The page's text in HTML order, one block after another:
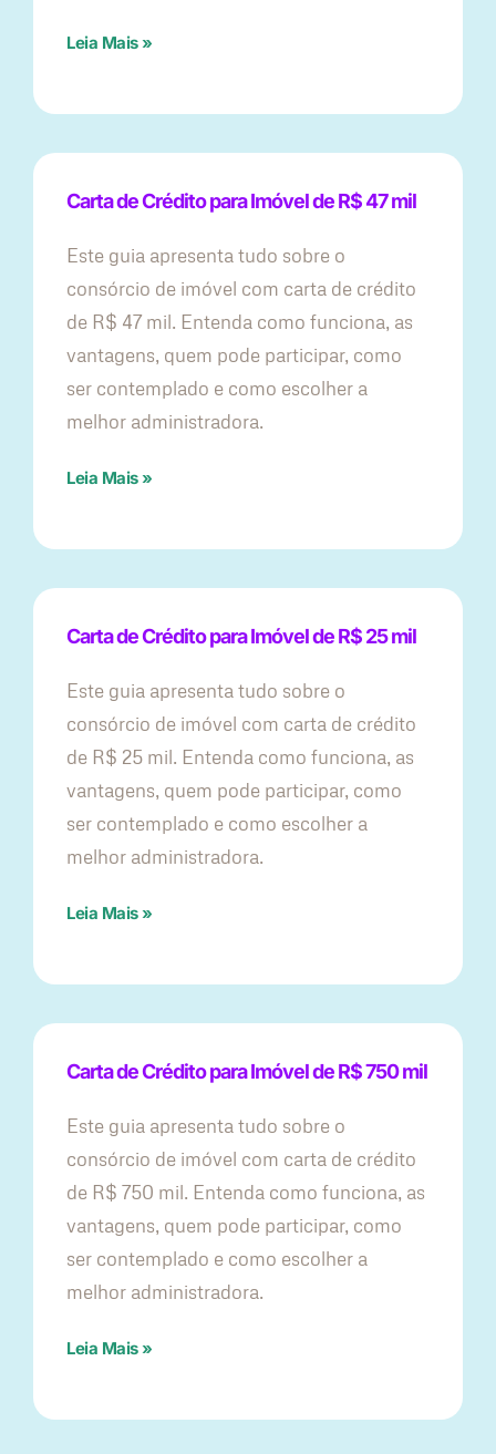
Leia Mais »
Carta de Crédito para Imóvel de R$ 47 mil
Este guia apresenta tudo sobre o
consórcio de imóvel com carta de crédito
de R$ 47 mil. Entenda como funciona, as
vantagens, quem pode participar, como
ser contemplado e como escolher a
melhor administradora.
Leia Mais »
Carta de Crédito para Imóvel de R$ 25 mil
Este guia apresenta tudo sobre o
consórcio de imóvel com carta de crédito
de R$ 25 mil. Entenda como funciona, as
vantagens, quem pode participar, como
ser contemplado e como escolher a
melhor administradora.
Leia Mais »
Carta de Crédito para Imóvel de R$ 750 mil
Este guia apresenta tudo sobre o
consórcio de imóvel com carta de crédito
de R$ 750 mil. Entenda como funciona, as
vantagens, quem pode participar, como
ser contemplado e como escolher a
melhor administradora.
Leia Mais »